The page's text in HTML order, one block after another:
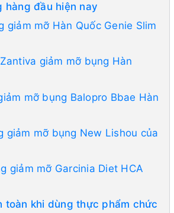
hàng đầu hiện nay
giảm mỡ Hàn Quốc Genie Slim
giảm mỡ bụng Hàn
mỡ bụng Balopro Bbae Hàn
giảm mỡ bụng New Lishou của
giảm mỡ Garcinia Diet HCA
toàn khi dùng thực phẩm chức